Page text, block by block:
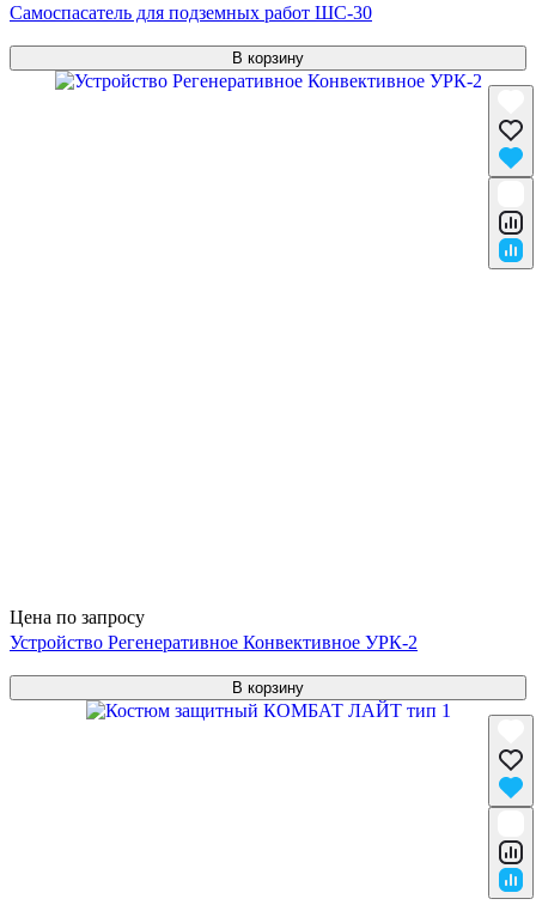
Самоспасатель для подземных работ ШС-30
В корзину
Цена по запросу
Устройство Регенеративное Конвективное УРК-2
В корзину